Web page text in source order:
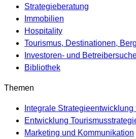
Strategieberatung
Immobilien
Hospitality
Tourismus, Destinationen,
Investoren- und
Bibliothek
Themen
Integrale
Entwicklung
Marketing und Kommunikation